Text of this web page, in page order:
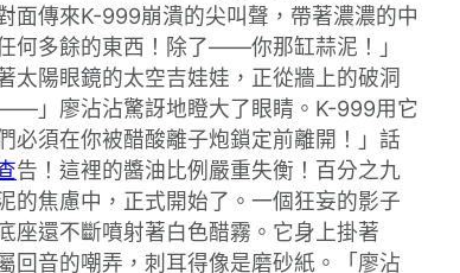
面傳來K-999崩潰的尖叫聲，帶著濃濃的中
何多餘的東西！除了——你那缸蒜泥！」
太陽眼鏡的太空吉娃娃，正從牆上的破洞
」廖沾沾驚訝地瞪大了眼睛。K-999用它
必須在你被醋酸離子炮鎖定前離開！」話
告！這裡的醬油比例嚴重失衡！百分之九
的焦慮中，正式開始了。一個狂妄的影子
座還不斷噴射著白色醋霧。它身上掛著
回音的嘲弄，刺耳得像是磨砂紙。「廖沾